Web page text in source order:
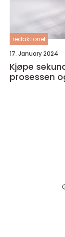
redaktionel
17. January 2024
Kjøpe
prosessen